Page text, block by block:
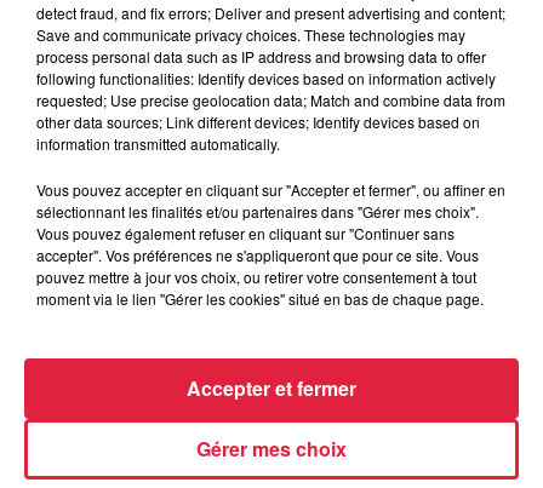
Les dernières infos sur la venue du
pape à Metz en septembre
Europa-Park : des précisons sur
l’après Euro-Mir
Dans la même série
Thierry du Domaine Wunsch et
detect fraud, and fix errors; Deliver and present advertising and content;
Save and communicate privacy choices. These technologies may
process personal data such as IP address and browsing data to offer
following functionalities: Identify devices based on information actively
requested; Use precise geolocation data; Match and combine data from
other data sources; Link different devices; Identify devices based on
information transmitted automatically.
Vous pouvez accepter en cliquant sur "Accepter et fermer", ou affiner en
sélectionnant les finalités et/ou partenaires dans "Gérer mes choix".
Vous pouvez également refuser en cliquant sur "Continuer sans
accepter". Vos préférences ne s'appliqueront que pour ce site. Vous
pouvez mettre à jour vos choix, ou retirer votre consentement à tout
moment via le lien "Gérer les cookies" situé en bas de chaque page.
Gérer mes choix
Accepter et fermer